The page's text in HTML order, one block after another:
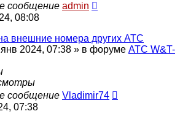
сообщение admin
08:08
внешние номера других АТС
2024, 07:38 » в форуме АТС W&T-
сообщение Vladimir74
07:38